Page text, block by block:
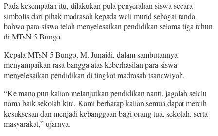
Pada kesempatan itu, dilakukan pula penyerahan siswa secara
simbolis dari pihak madrasah kepada wali murid sebagai tanda
bahwa para siswa telah menyelesaikan pendidikan selama tiga tahun
di MTsN 5 Bungo.
Kepala MTsN 5 Bungo, M. Junaidi, dalam sambutannya
menyampaikan rasa bangga atas keberhasilan para siswa
menyelesaikan pendidikan di tingkat madrasah tsanawiyah.
“Ke mana pun kalian melanjutkan pendidikan nanti, jagalah selalu
nama baik sekolah kita. Kami berharap kalian semua dapat meraih
kesuksesan dan menjadi kebanggaan bagi orang tua, sekolah, serta
masyarakat,” ujarnya.